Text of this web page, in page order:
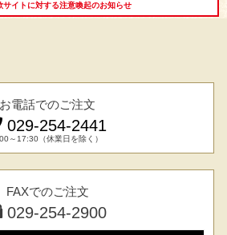
サイトに対する注意喚起のお知らせ
お電話でのご注文
029-254-2441
～17:30（休業日を除く）
FAXでのご注文
029-254-2900